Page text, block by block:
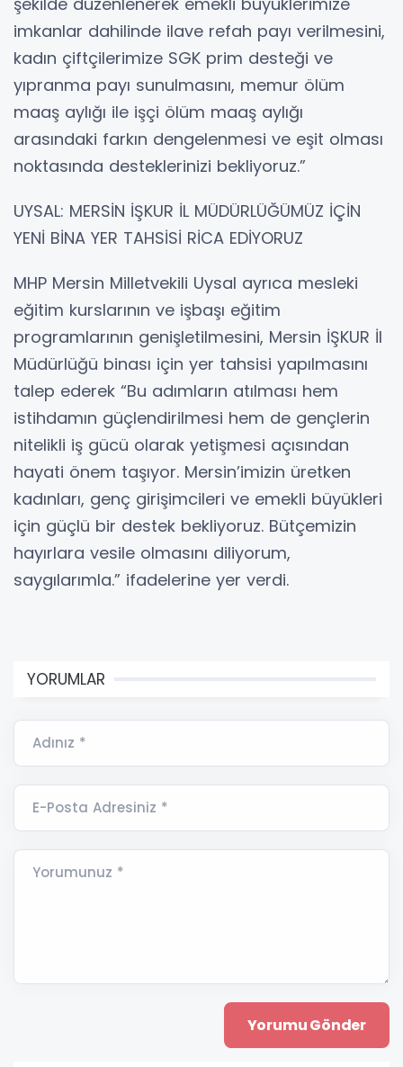
imkanlar dahilinde ilave refah payı verilmesini,
kadın çiftçilerimize SGK prim desteği ve
yıpranma payı sunulmasını, memur ölüm
maaş aylığı ile işçi ölüm maaş aylığı
arasındaki farkın dengelenmesi ve eşit olması
noktasında desteklerinizi bekliyoruz.”
UYSAL: MERSİN İŞKUR İL MÜDÜRLÜĞÜMÜZ İÇİN
YENİ BİNA YER TAHSİSİ RİCA EDİYORUZ
MHP Mersin Milletvekili Uysal ayrıca mesleki
eğitim kurslarının ve işbaşı eğitim
programlarının genişletilmesini, Mersin İŞKUR İl
Müdürlüğü binası için yer tahsisi yapılmasını
talep ederek “Bu adımların atılması hem
istihdamın güçlendirilmesi hem de gençlerin
nitelikli iş gücü olarak yetişmesi açısından
hayati önem taşıyor. Mersin’imizin üretken
kadınları, genç girişimcileri ve emekli büyükleri
için güçlü bir destek bekliyoruz. Bütçemizin
hayırlara vesile olmasını diliyorum,
saygılarımla.” ifadelerine yer verdi.
YORUMLAR
Adınız *
E-Posta Adresiniz *
Yorumunuz *